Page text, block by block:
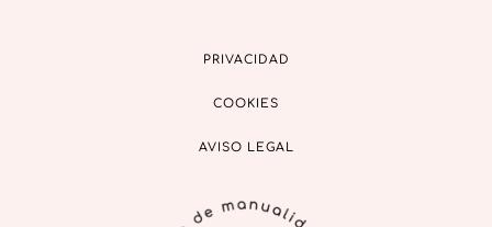
PRIVACIDAD
COOKIES
AVISO LEGAL